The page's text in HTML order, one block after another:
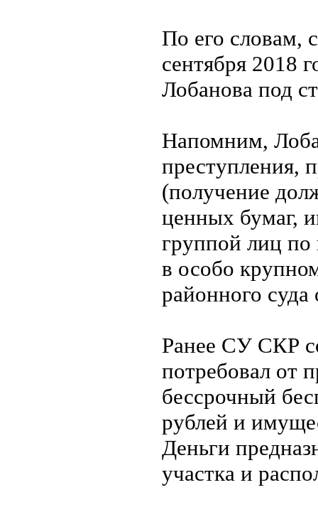
По его словам,
сентября 2018
Лобанова под
Напомним,
преступления,
(получение
ценных бумаг,
группой лиц по
в особо
районного
Ранее СУ СКР
потребовал от
бессрочный
рублей и
Деньги
участка и